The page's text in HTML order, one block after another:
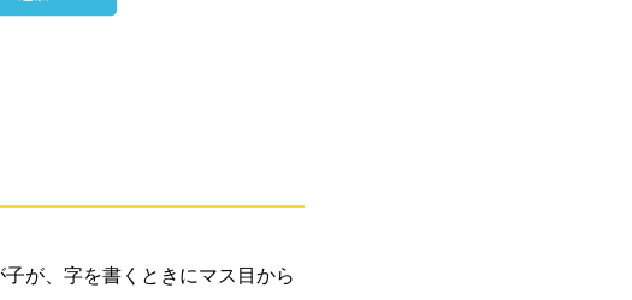
が、字を書くときにマス目から